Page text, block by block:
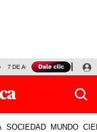
7 DE AGOSTO OLLANTA
SOCIEDAD MUNDO